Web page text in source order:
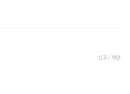
신고 / 차단